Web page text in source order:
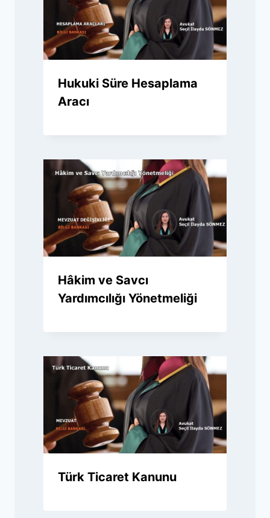
Hukuki Süre Hesaplama
Aracı
Hâkim ve Savcı
Yardımcılığı Yönetmeliği
Türk Ticaret Kanunu